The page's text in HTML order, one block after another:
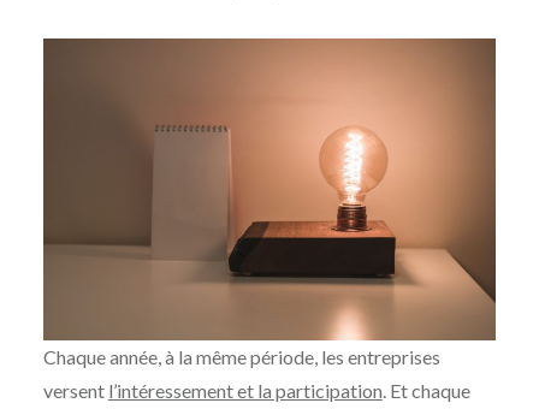
INDEPENDANTEFINANCIERE
Chaque année, à la même période, les entreprises
versent l’intéressement et la participation. Et chaque